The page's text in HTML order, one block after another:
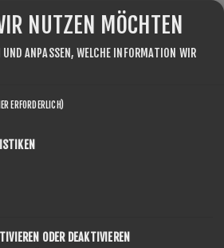
NUTZEN MÖCHTEN
ANPASSEN, WELCHE INFORMATION WIR
ERFORDERLICH)
ODER DEAKTIVIEREN